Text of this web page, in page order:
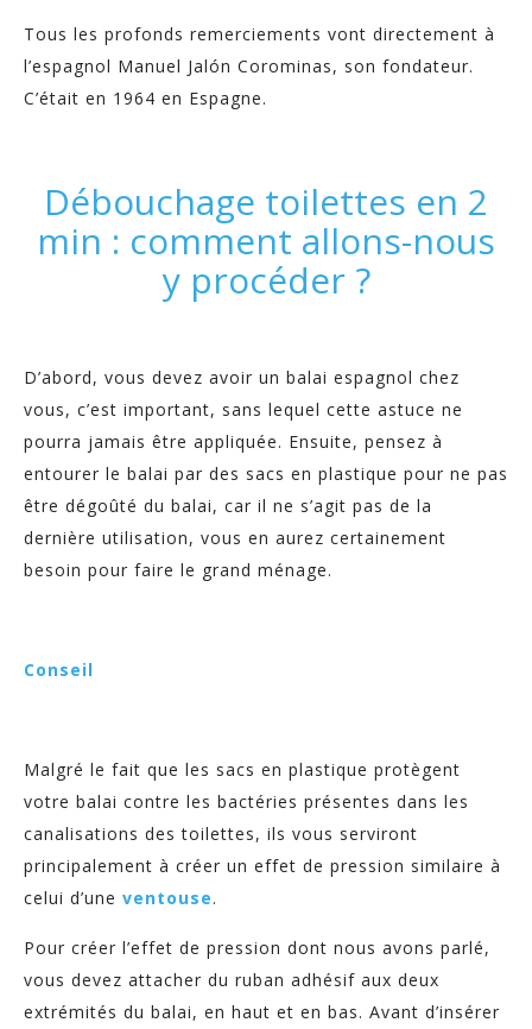
Tous les profonds remerciements vont directement à
l’espagnol Manuel Jalón Corominas, son fondateur.
C’était en 1964 en Espagne.
Débouchage toilettes en 2
min : comment allons-nous
y procéder ?
D’abord, vous devez avoir un balai espagnol chez
vous, c’est important, sans lequel cette astuce ne
pourra jamais être appliquée. Ensuite, pensez à
entourer le balai par des sacs en plastique pour ne pas
être dégoûté du balai, car il ne s’agit pas de la
dernière utilisation, vous en aurez certainement
besoin pour faire le grand ménage.
Conseil
Malgré le fait que les sacs en plastique protègent
votre balai contre les bactéries présentes dans les
canalisations des toilettes, ils vous serviront
principalement à créer un effet de pression similaire à
celui d’une ventouse.
Pour créer l’effet de pression dont nous avons parlé,
vous devez attacher du ruban adhésif aux deux
extrémités du balai, en haut et en bas. Avant d’insérer